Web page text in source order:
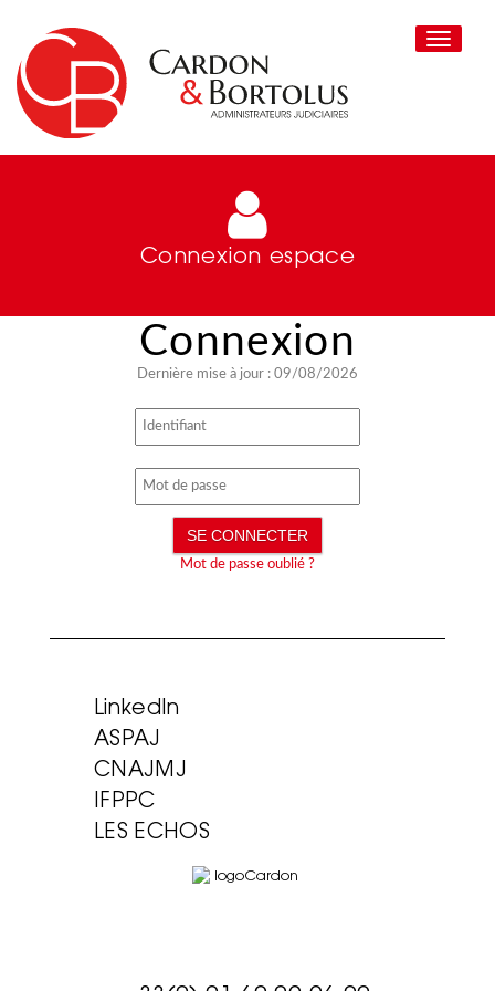
Toggle
Connexion espace
Dernière mise à jour : 09/08/2026
Mot de passe oublié ?
LinkedIn
ASPAJ
CNAJMJ
IFPPC
LES ECHOS